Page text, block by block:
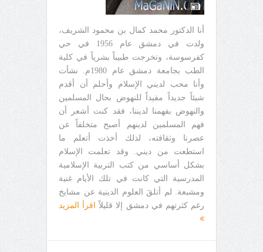
أنا الدكتور محمد كمال بن محمود الشريف،
ولدت في دمشق عام 1956 في حي
كفرسوسة، وتخرجت طبيباً بشرياً في كلية
الطب بجامعة دمشق عام 1980م. نشأت
وأنا محب لديني الإسلام وأحلم أن أقدم
شيئاً جديداً مفيداً للنهوض بحال المسلمين
والنهوض بفهمنا لديننا، فقد كنت أشعر أن
فهم المسلمين لدينهم أصبح متخلفاً عن
عصرنا وثقافته، لذلك أخذت أتعلم ما
استطعت من ديني. وقد تعلمت الإسلام
بشكل أساسي من كتب التربية الإسلامية
المدرسية التي كانت في تلك الأيام غنية
ومشبعة. لم أتلقَ العلوم الدينية عن مشايخ
رغم كثرتهم في دمشق إلا قليلاً
اقرأ المزيد